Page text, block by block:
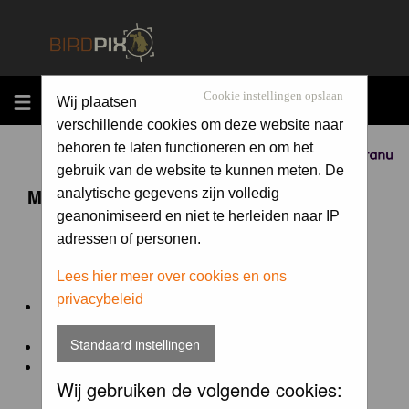
MENU
Sponsored by
Cookie instellingen opslaan
Wij plaatsen
verschillende cookies om deze website naar
behoren te laten functioneren en om het
gebruik van de website te kunnen meten. De
analytische gegevens zijn volledig
geanonimiseerd en niet te herleiden naar IP
adressen of personen.
Lees hier meer over cookies en ons
privacybeleid
Standaard instellingen
Wij gebruiken de volgende cookies:
Maandopdracht 'lentekriebels'
De maandopdracht van Birdpix is een competitie voor
en door de Birdpix fotografen community:
Het onderwerp van de opdracht wordt bepaald door de
winnaar van de laatste maandopdracht
De community nomineert de winnaar.
Geregistreerde gebruikers van Birdpix kunnen onder
deze voorwaardendeelnemen.